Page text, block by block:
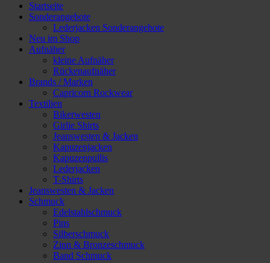
Startseite
Sonderangebote
Lederjacken Sonderangebote
Neu im Shop
Aufnäher
kleine Aufnäher
Rückenaufnäher
Brands / Marken
Capricorn Rockwear
Textilien
Bikerwesten
Girlie Shirts
Jeanswesten & Jacken
Kapuzenjacken
Kapuzenpullis
Lederjacken
T-Shirts
Jeanswesten & Jacken
Schmuck
Edelstahlschmuck
Pins
Silberschmuck
Zinn & Bronzeschmuck
Band Schmuck